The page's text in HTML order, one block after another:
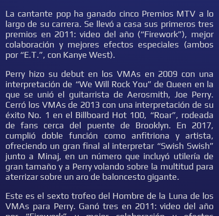
La cantante pop ha ganado cinco Premios MTV a lo
largo de su carrera. Se llevó a casa sus primeros tres
premios en 2011: video del año (“Firework”), mejor
colaboración y mejores efectos especiales (ambos
por “E.T.”, con Kanye West).
Perry hizo su debut en los VMAs en 2009 con una
interpretación de “We Will Rock You” de Queen en la
que se unió el guitarrista de Aerosmith, Joe Perry.
Cerró los VMAs de 2013 con una interpretación de su
éxito No. 1 en el Billboard Hot 100, “Roar”, rodeada
de fans cerca del puente de Brooklyn. En 2017,
cumplió doble función como anfitriona y artista,
ofreciendo un gran final al interpretar “Swish Swish”
junto a Minaj, en un número que incluyó utilería de
gran tamaño y a Perry volando sobre la multitud para
aterrizar sobre un aro de baloncesto gigante.
Este es el sexto trofeo del Hombre de la Luna de los
VMAs para Perry. Ganó tres en 2011: video del año